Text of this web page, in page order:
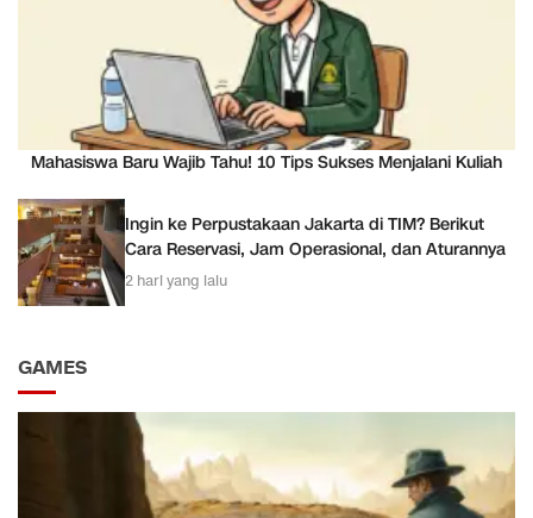
Mahasiswa Baru Wajib Tahu! 10 Tips Sukses Menjalani Kuliah
Ingin ke Perpustakaan Jakarta di TIM? Berikut
Cara Reservasi, Jam Operasional, dan Aturannya
2 hari yang lalu
GAMES